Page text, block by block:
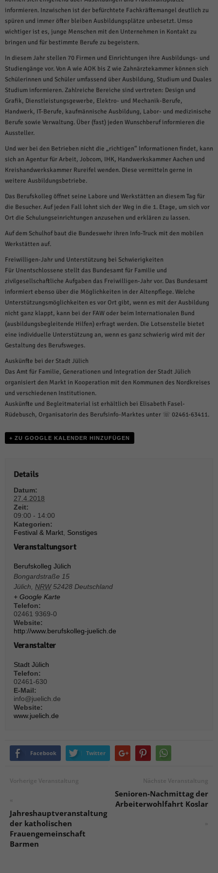
informieren. Inzwischen ist der befürchtete Fachkräftemangel deutlich zu
spüren und immer öfter bleiben Ausbildungsplätze unbesetzt. Umso
wichtiger ist es, junge Menschen mit den Unternehmen in Kontakt zu
bringen und für bestimmte Berufe zu begeistern.
In diesem Jahr stellen 70 Firmen und Einrichtungen ihre Ausbildungs- und
Studiengänge vor. Von A wie AOK bis Z wie Zahnärztekammer können sich
Schülerinnen und Schüler umfassend über Ausbildung, Studium und Duales
Studium informieren. Zahlreiche Bereiche sind vertreten: Design und
Grafik, Dienstleistungsgewerbe, Elektro- und Mechanik-Berufe,
Handwerk, IT-Berufe, kaufmännische Ausbildung, Labor- und medizinische
Berufe sowie Verwaltung. Über (fast) jeden Wunschberuf informieren die
Aussteller.
Und wer bei den Betrieben nicht die „richtigen“ Informationen findet, kann
sich an Agentur für Arbeit, Jobcom, IHK, Handwerkskammer Aachen und
Kreishandwerkskammer Rureifel wenden. Diese vermitteln gerne in
weitere Ausbildungsbetriebe.
Das Berufskolleg öffnet seine Labore und Werkstätten an diesem Tag für
die Besucher. Auf jeden Fall lohnt sich der Weg in die 1. Etage, um sich vor
Ort die Schulungseinrichtungen anzusehen und erklären zu lassen.
Auf dem Schulhof baut die Bundeswehr ihren Info-Truck mit den mobilen
Werkstätten auf.
Freiwilligen-Jahr und Unterstützung bei Schwierigkeiten
Für Unentschlossene stellt das Bundesamt für Familie und
zivilgesellschaftliche Aufgaben das Freiwilligen-Jahr vor. Das Bundesamt
informiert ebenso über die Möglichkeiten in der Altenpflege. Welche
Unterstützungsmöglichkeiten es vor Ort gibt, wenn es mit der Ausbildung
nicht ganz klappt, kann bei der FAW oder beim Internationalen Bund
(ausbildungsbegleitende Hilfen) erfragt werden. Die Lotsenstelle bietet
eine individuelle Unterstützung an, wenn es ganz schwierig wird mit der
Gestaltung des Berufsweges.
Auskünfte bei der Stadt Jülich
Das Amt für Familie, Generationen und Integration der Stadt Jülich
organisiert den Markt in Kooperation mit den Kommunen des Nordkreises
und verschiedenen Institutionen.
Auskünfte und Begleitmaterial ist erhältlich bei Elisabeth Fasel-
Rüdebusch, Organisatorin des Berufsinfo-Marktes unter ☏ 02461-63411.
+ ZU GOOGLE KALENDER HINZUFÜGEN
Details
Datum:
27.4.2018
Zeit:
09:00 - 14:00
Kategorien:
Festival & Markt, Sonstiges
Veranstaltungsort
Berufskolleg Jülich
Bongardstraße 15
Jülich, NRW 52428 Deutschland
+ Google Karte
Telefon:
02461 9369-0
Website:
http://www.berufskolleg-juelich.de
Veranstalter
Stadt Jülich
Telefon:
02461-630
E-Mail:
info@juelich.de
Website:
www.juelich.de
Facebook Twitter
Vorherige Veranstaltung
«
Jahreshauptveranstaltung
der katholischen
Frauengemeinschaft
Barmen
Nächste Veranstaltung
Senioren-Nachmittag der
Arbeiterwohlfahrt Koslar
»
auswählen.
Alle akzeptieren Speichern und weiter
Datenschutzeinstellungen
Essenziell (1)
Essenzielle Cookies ermöglichen grundlegende Funktionen und sind für die
einwandfreie Funktion der Website erforderlich.
Cookie-Informationen anzeigen
Statistiken (1)
uns zu verstehen, wie unsere Besucher unsere Website nutzen.
Cookie-Informationen anzeigen
Marketing (1)
Marketing-Cookies werden von Drittanbietern oder Publishern verwendet,
um personalisierte Werbung anzuzeigen. Sie tun dies, indem sie Besucher
über Websites hinweg verfolgen.
Cookie-Informationen anzeigen
Inhalte von Videoplattformen und Social-Media-Plattformen werden
standardmäßig blockiert. Wenn Cookies von externen Medien akzeptiert
werden, bedarf der Zugriff auf diese Inhalte keiner manuellen Einwilligung
mehr.
Cookie-Informationen anzeigen
powered by Borlabs Cookie Datenschutzerklärung Impressum